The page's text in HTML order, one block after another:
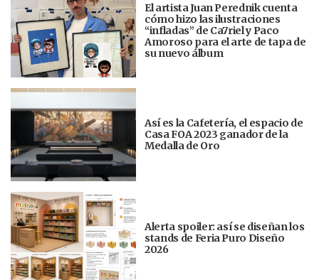
El artista Juan Perednik cuenta
cómo hizo las ilustraciones
“infladas” de Ca7riel y Paco
Amoroso para el arte de tapa de
su nuevo álbum
Así es la Cafetería, el espacio de
Casa FOA 2023 ganador de la
Medalla de Oro
Alerta spoiler: así se diseñan los
stands de Feria Puro Diseño
2026